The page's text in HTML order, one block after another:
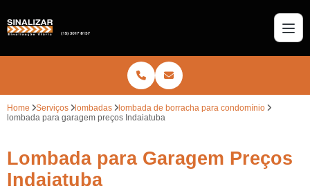
Home Serviços lombadas
lombada de borracha para condomínio
lombada para garagem preços Indaiatuba
Lombada para Garagem Preços
Indaiatuba